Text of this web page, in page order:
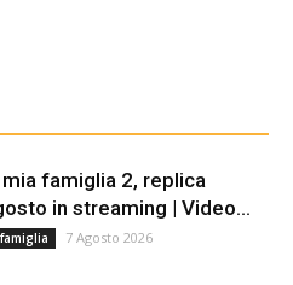
famiglia 2, replica
in streaming | Video...
7 Agosto 2026